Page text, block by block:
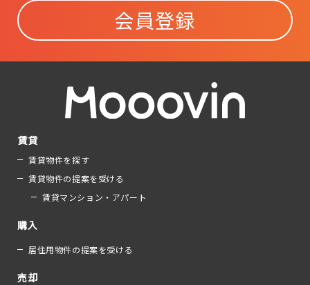
会員登録
賃貸
賃貸物件を探す
賃貸物件の提案を受ける
賃貸マンション・アパート
購入
居住用物件の提案を受ける
売却